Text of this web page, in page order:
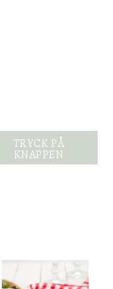
TRYCK PÅ
KNAPPEN